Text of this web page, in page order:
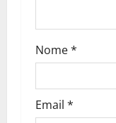
Nome*
Email *